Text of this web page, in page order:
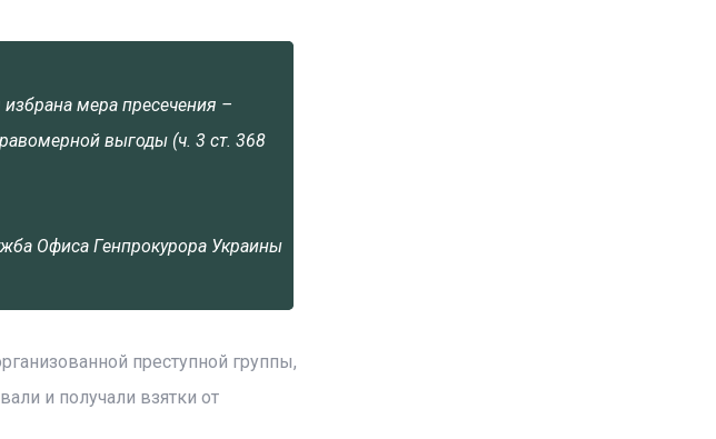
мера пресечения –
выгоды (ч. 3 ст. 368
Офиса Генпрокурора Украины
преступной группы,
и получали взятки от